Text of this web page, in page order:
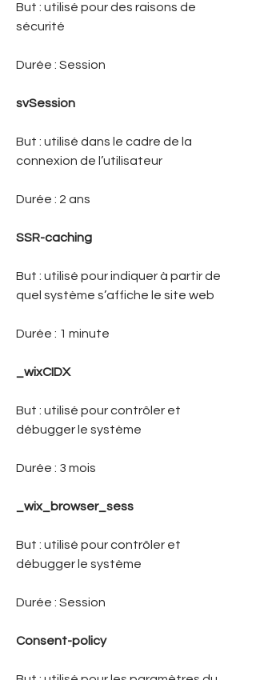
But : utilisé pour des raisons de
sécurité
Durée : Session
svSession
But : utilisé dans le cadre de la
connexion de l’utilisateur
Durée : 2 ans
SSR-caching
But : utilisé pour indiquer à partir de
quel système s’affiche le site web
Durée : 1 minute
_wixCIDX
But : utilisé pour contrôler et
débugger le système
Durée : 3 mois
_wix_browser_sess
But : utilisé pour contrôler et
débugger le système
Durée : Session
Consent-policy